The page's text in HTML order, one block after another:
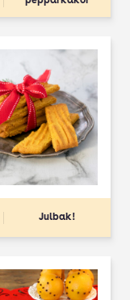
Julbak!